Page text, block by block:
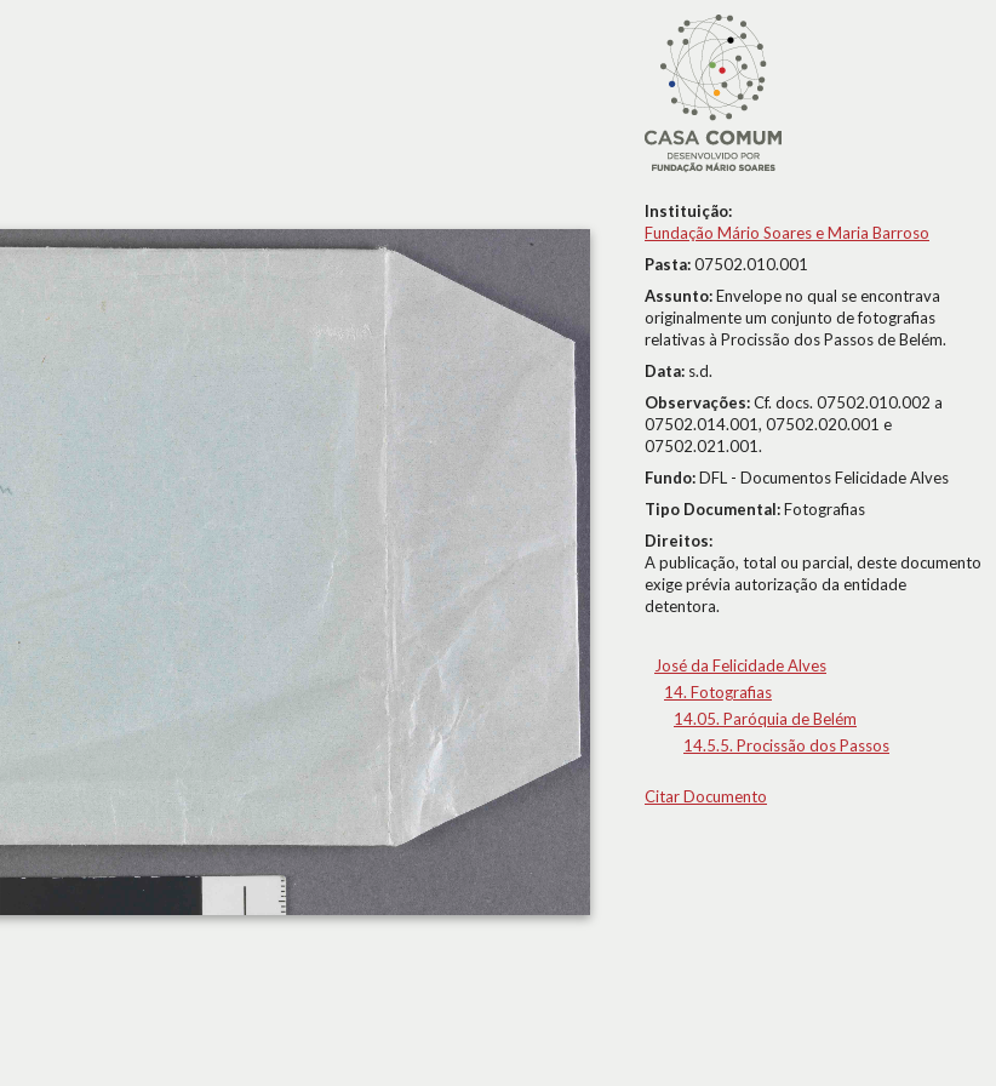
Instituição:
Fundação Mário Soares e Maria Barroso
Pasta:07502.010.001
Assunto:Envelope no qual se encontrava
originalmente um conjunto de fotografias
relativas à Procissão dos Passos de Belém.
Data: s.d.
Observações:Cf. docs. 07502.010.002 a
07502.014.001, 07502.020.001 e
07502.021.001.
Fundo:DFL - Documentos Felicidade Alves
Tipo Documental:Fotografias
Direitos:
A publicação, total ou parcial, deste documento
exige prévia autorização da entidade
detentora.
José da Felicidade Alves
14. Fotografias
14.05. Paróquia de Belém
14.5.5. Procissão dos Passos
Citar Documento